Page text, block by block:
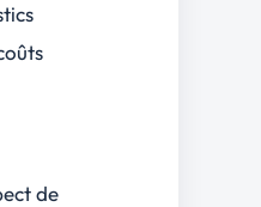
de